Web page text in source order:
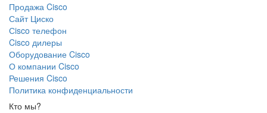
Продажа Cisco
Сайт Циско
Сisco телефон
Cisco дилеры
Оборудование Cisco
О компании Cisco
Решения Cisco
Политика конфиденциальности
Кто мы?